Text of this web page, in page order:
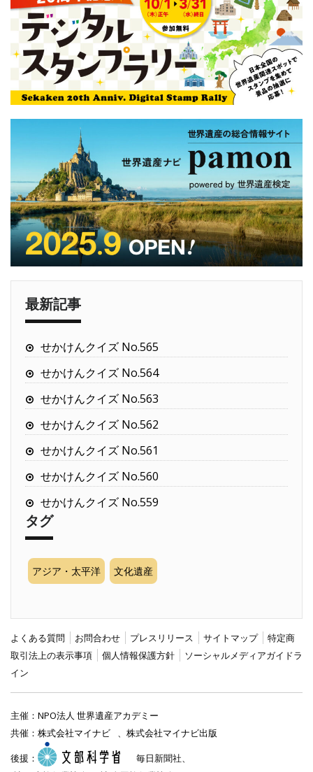
最新記事
せかけんクイズ No.565
せかけんクイズ No.564
せかけんクイズ No.563
せかけんクイズ No.562
せかけんクイズ No.561
せかけんクイズ No.560
せかけんクイズ No.559
タグ
アジア・太平洋 文化遺産
よくある質問 お問合わせ プレスリリース サイトマップ
特定商
取引法上の表示事項
個人情報保護方針
ソーシャルメディアガイドラ
イン
主催： NPO法人 世界遺産アカデミー
共催： 株式会社マイナビ 、 株式会社マイナビ出版
後援：
毎日新聞社、